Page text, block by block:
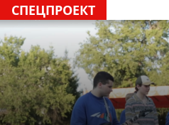
СПЕЦПРОЕКТ